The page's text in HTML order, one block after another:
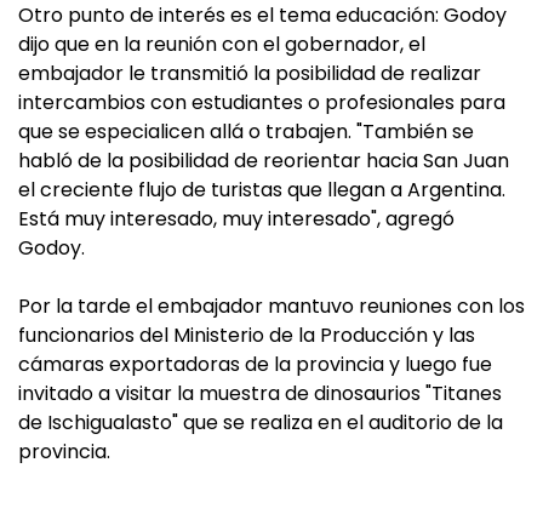
Otro punto de interés es el tema educación: Godoy
dijo que en la reunión con el gobernador, el
embajador le transmitió la posibilidad de realizar
intercambios con estudiantes o profesionales para
que se especialicen allá o trabajen. "También se
habló de la posibilidad de reorientar hacia San Juan
el creciente flujo de turistas que llegan a Argentina.
Está muy interesado, muy interesado", agregó
Godoy.
Por la tarde el embajador mantuvo reuniones con los
funcionarios del Ministerio de la Producción y las
cámaras exportadoras de la provincia y luego fue
invitado a visitar la muestra de dinosaurios "Titanes
de Ischigualasto" que se realiza en el auditorio de la
provincia.